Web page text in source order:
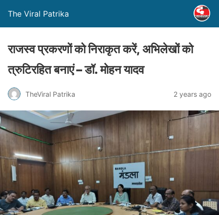
The Viral Patrika
राजस्व प्रकरणों को निराकृत करें, अभिलेखों को
त्रुटिरहित बनाएं – डॉ. मोहन यादव
TheViral Patrika 2 years ago